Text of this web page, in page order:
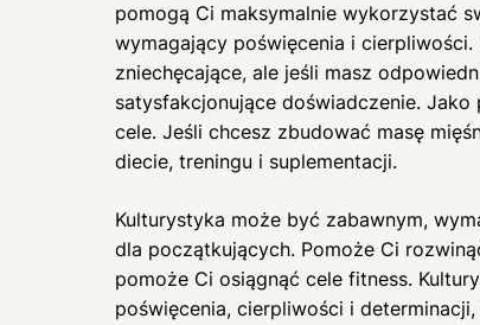
pomogą Ci maksymalnie wykorzystać
wymagający poświęcenia i
zniechęcające, ale jeśli masz
satysfakcjonujące doświadczenie.
cele. Jeśli chcesz zbudować masę
diecie, treningu i suplementacji.
Kulturystyka może być zabawnym,
dla początkujących. Pomoże Ci
pomoże Ci osiągnąć cele fitness.
poświęcenia, cierpliwości i